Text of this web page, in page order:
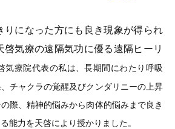
りになった方にも良き現象が得られ
啓気療の遠隔気功に優る遠隔ヒーリ
気療院代表の私は、長期間にわたり呼吸
チャクラの覚醒及びクンダリニーの上昇
際、精神的悩みから肉体的悩みまで良き
能力を天啓により授かりました。